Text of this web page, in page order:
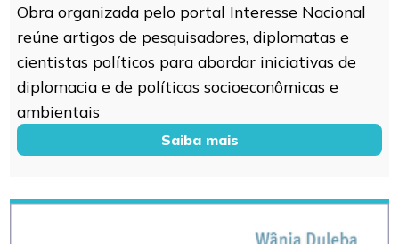
Obra organizada pelo portal Interesse Nacional
reúne artigos de pesquisadores, diplomatas e
cientistas políticos para abordar iniciativas de
diplomacia e de políticas socioeconômicas e
ambientais
Saiba mais